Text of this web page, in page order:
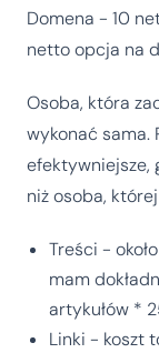
Domena - 10
netto opcja na
Osoba, która
wykonać
efektywniejsze,
niż osoba,
Treści -
mam
artykułów *
Linki - koszt